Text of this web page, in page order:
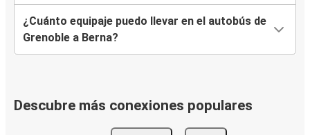
¿Cuánto equipaje puedo llevar en el autobús de
Grenoble a Berna?
Descubre más conexiones populares